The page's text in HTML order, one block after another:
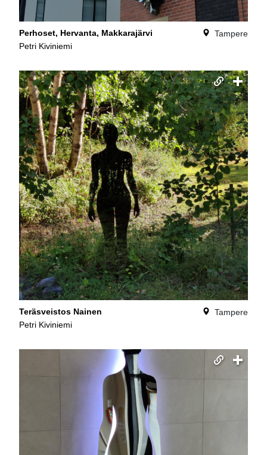
Perhoset, Hervanta, Makkarajärvi
Petri Kiviniemi
Tampere
Teräsveistos Nainen
Petri Kiviniemi
Tampere